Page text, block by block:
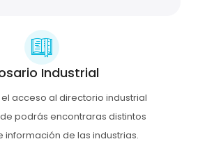
Industrial
acceso al directorio industrial
podrás encontraras distintos
información de las industrias.